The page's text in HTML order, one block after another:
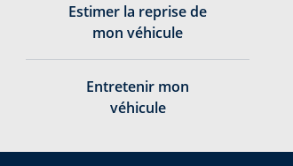
Estimer la reprise de
mon véhicule
Entretenir mon
véhicule